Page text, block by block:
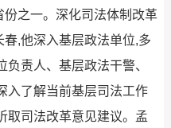
之一。深化司法体制改革
,他深入基层政法单位,多
责人、基层政法干警、
入了解当前基层司法工作
取司法改革意见建议。孟